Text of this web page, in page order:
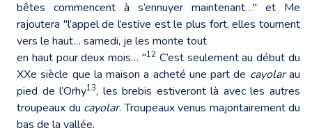
bêtes commencent à s’ennuyer maintenant…" et Me
rajoutera "l’appel de l’estive est le plus fort, elles tournent
vers le haut… samedi, je les monte tout
en haut pour deux mois… "12 C’est seulement au début du
XXe siècle que la maison a acheté une part de cayolarau
pied de l’Orhy13, les brebis estiveront là avec les autres
troupeaux du cayolar. Troupeaux venus majoritairement du
bas de la vallée.